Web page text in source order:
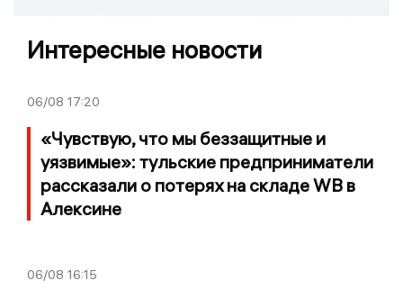
Интересные новости
06/08 17:20
«Чувствую, что мы беззащитные и
уязвимые»: тульские предприниматели
рассказали о потерях на складе WB в
Алексине
06/08 16:15